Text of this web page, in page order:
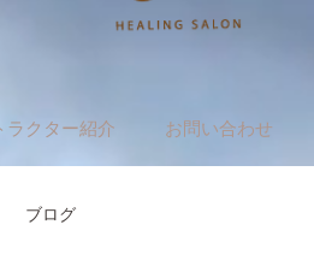
ラクター紹介 お問い合わせ
ブログ